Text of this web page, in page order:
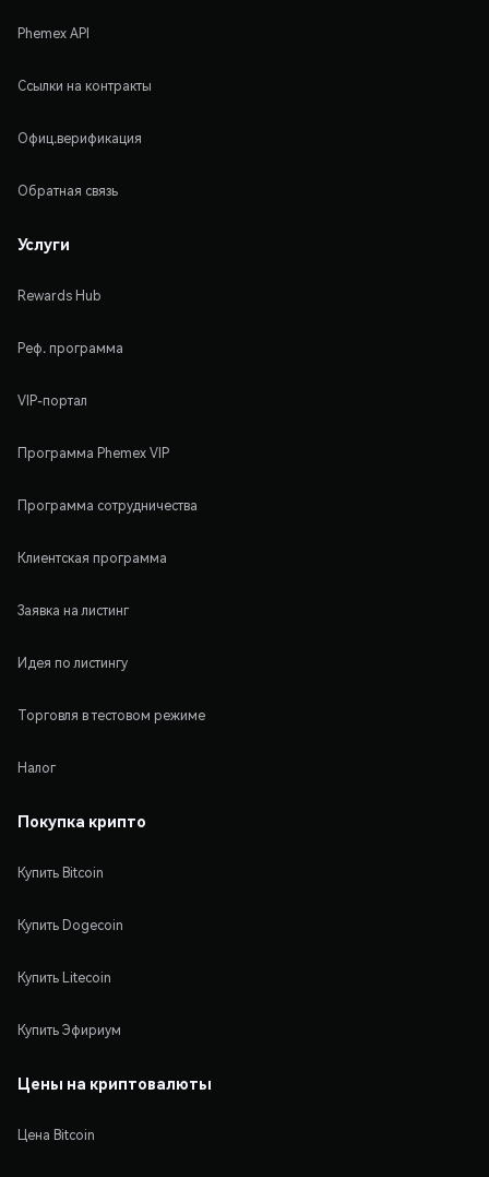
Phemex API
Ссылки на контракты
Офиц.верификация
Обратная связь
Услуги
Rewards Hub
Реф. программа
VIP-портал
Программа Phemex VIP
Программа сотрудничества
Клиентская программа
Заявка на листинг
Идея по листингу
Торговля в тестовом режиме
Налог
Покупка крипто
Купить Bitcoin
Купить Dogecoin
Купить Litecoin
Купить Эфириум
Цены на криптовалюты
Цена Bitcoin